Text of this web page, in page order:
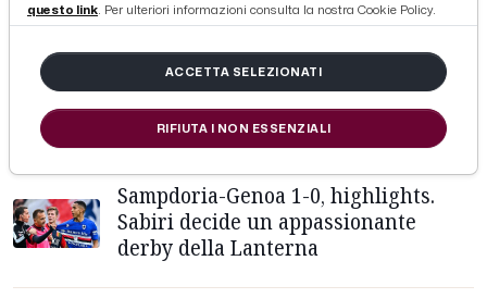
Spezia-Lazio 3-4, highlights
Sampdoria-Genoa 1-0, highlights.
Sabiri decide un appassionante
derby della Lanterna
questo link. Per ulteriori informazioni consulta la nostra Cookie Policy.
ACCETTA SELEZIONATI
RIFIUTA I NON ESSENZIALI